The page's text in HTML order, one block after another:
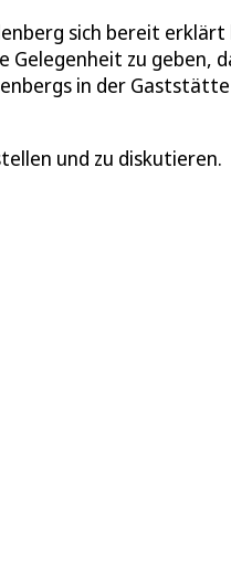
sich bereit
Gelegenheit zu geben,
in der
und zu diskutieren.